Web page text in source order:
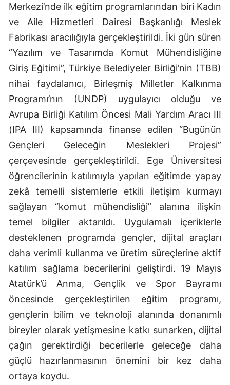
Merkezi’nde ilk eğitim programlarından biri Kadın
ve Aile Hizmetleri Dairesi Başkanlığı Meslek
Fabrikası aracılığıyla gerçekleştirildi. İki gün süren
“Yazılım ve Tasarımda Komut Mühendisliğine
Giriş Eğitimi”, Türkiye Belediyeler Birliği’nin (TBB)
nihai faydalanıcı, Birleşmiş Milletler Kalkınma
Programı’nın (UNDP) uygulayıcı olduğu ve
Avrupa Birliği Katılım Öncesi Mali Yardım Aracı III
(IPA III) kapsamında finanse edilen “Bugünün
Gençleri Geleceğin Meslekleri Projesi”
çerçevesinde gerçekleştirildi. Ege Üniversitesi
öğrencilerinin katılımıyla yapılan eğitimde yapay
zekâ temelli sistemlerle etkili iletişim kurmayı
sağlayan “komut mühendisliği” alanına ilişkin
temel bilgiler aktarıldı. Uygulamalı içeriklerle
desteklenen programda gençler, dijital araçları
daha verimli kullanma ve üretim süreçlerine aktif
katılım sağlama becerilerini geliştirdi. 19 Mayıs
Atatürk’ü Anma, Gençlik ve Spor Bayramı
öncesinde gerçekleştirilen eğitim programı,
gençlerin bilim ve teknoloji alanında donanımlı
bireyler olarak yetişmesine katkı sunarken, dijital
çağın gerektirdiği becerilerle geleceğe daha
güçlü hazırlanmasının önemini bir kez daha
ortaya koydu.